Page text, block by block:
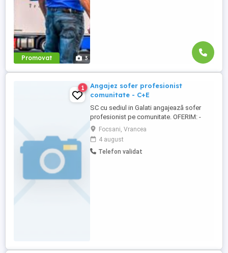
Promovat 3
1
Angajez sofer profesionist
comunitate - C+E
SC cu sediul in Galati angajează sofer
profesionist pe comunitate. OFERIM: -
Salariu + diurnă la timp și act acțional la
diurna -Camioane bine întreținute -
Contract pe perioadă nedeterminată -
Respectarea programului de condus și
Focsani, Vrancea
4 august
Telefon validat